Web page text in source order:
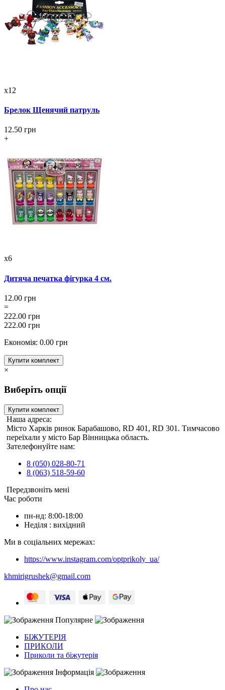
x12
Брелок Щенячий патруль
12.50 грн
+
x6
Дитяча печатка фігурка 4 см.
12.00 грн
=
222.00 грн
222.00 грн
Економія: 0.00 грн
Купити комплект
×
Виберіть опції
Купити комплект
Наша адреса:
Місто Харків ринок Барабашово, RD 401, RD 301. Тимчасово
переїхали у місто Бар Вінницька область.
Зателефонуйте нам:
8 (050) 028-80-71
8 (063) 518-59-60
Передзвоніть мені
Час роботи
пн-нд: 8:00-18:00
Неділя : вихідний
Ми в соціальних мережах:
https://www.instagram.com/optprikoly_ua/
khmirigrushek@gmail.com
Популярне
БІЖУТЕРІЯ
ПРИКОЛИ
Приколи та біжутерія
Інформація